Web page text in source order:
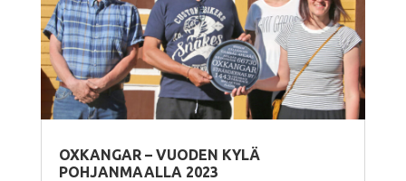
OXKANGAR – VUODEN KYLÄ
POHJANMAALLA 2023